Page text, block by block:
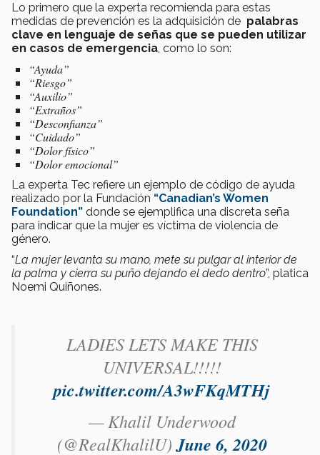
Lo primero que la experta recomienda para estas
medidas de prevención es la adquisición de palabras
clave en lenguaje de señas que se pueden utilizar
en casos de emergencia, como lo son:
“Ayuda”
“Riesgo”
“Auxilio”
“Extraños”
“Desconfianza”
“Cuidado”
“Dolor físico”
“Dolor emocional”
La experta Tec refiere un ejemplo de código de ayuda
realizado por la Fundación “Canadian’s Women
Foundation” donde se ejemplifica una discreta seña
para indicar que la mujer es víctima de violencia de
género.
“La mujer levanta su mano, mete su pulgar al interior de
la palma y cierra su puño dejando el dedo dentro”, platica
Noemi Quiñones.
LADIES LETS MAKE THIS
UNIVERSAL!!!!!
pic.twitter.com/A3wFKqMTHj
— Khalil Underwood
(@RealKhalilU)June 6, 2020